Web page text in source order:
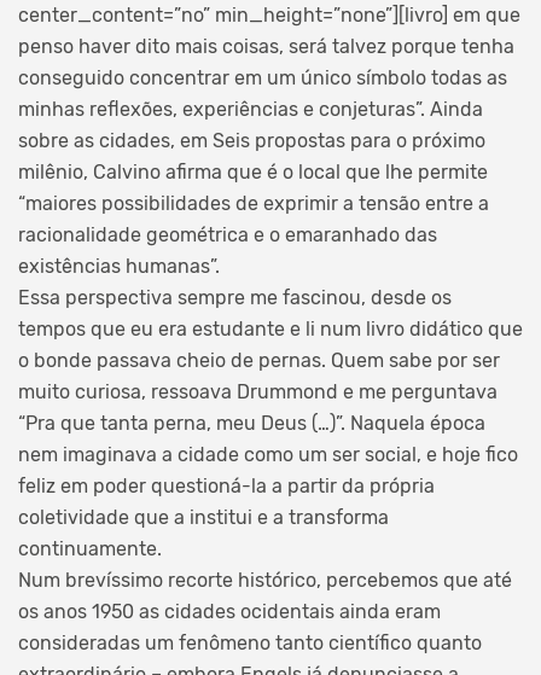
center_content=”no” min_height=”none”][livro] em que
penso haver dito mais coisas, será talvez porque tenha
conseguido concentrar em um único símbolo todas as
minhas reflexões, experiências e conjeturas”. Ainda
sobre as cidades, em Seis propostas para o próximo
milênio, Calvino afirma que é o local que lhe permite
“maiores possibilidades de exprimir a tensão entre a
racionalidade geométrica e o emaranhado das
existências humanas”.
Essa perspectiva sempre me fascinou, desde os
tempos que eu era estudante e li num livro didático que
o bonde passava cheio de pernas. Quem sabe por ser
muito curiosa, ressoava Drummond e me perguntava
“Pra que tanta perna, meu Deus (…)”. Naquela época
nem imaginava a cidade como um ser social, e hoje fico
feliz em poder questioná-la a partir da própria
coletividade que a institui e a transforma
continuamente.
Num brevíssimo recorte histórico, percebemos que até
os anos 1950 as cidades ocidentais ainda eram
consideradas um fenômeno tanto científico quanto